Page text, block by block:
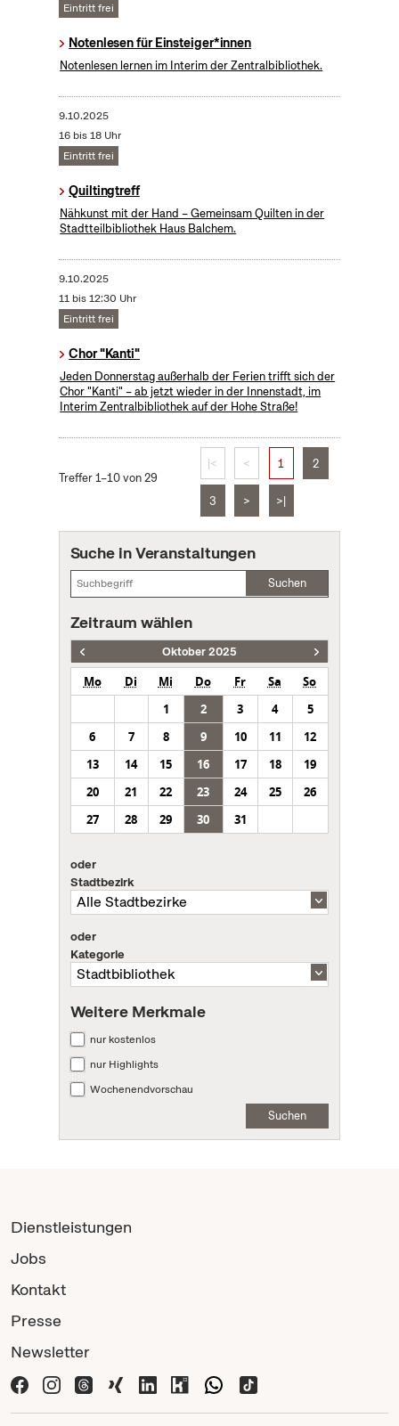
Eintritt frei
Notenlesen für Einsteiger*innen
Notenlesen lernen im Interim der Zentralbibliothek.
9.10.2025
16 bis 18 Uhr
Eintritt frei
Quiltingtreff
Nähkunst mit der Hand – Gemeinsam Quilten in der
Stadtteilbibliothek Haus Balchem.
9.10.2025
11 bis 12:30 Uhr
Eintritt frei
Chor "Kanti"
Jeden Donnerstag außerhalb der Ferien trifft sich der
Chor "Kanti" – ab jetzt wieder in der Innenstadt, im
Interim Zentralbibliothek auf der Hohe Straße!
Treffer 1–10 von 29
|< < 1 2
3 > >|
Suche in Veranstaltungen
Suchen
Zeitraum wählen
Oktober 2025
Mo Di Mi Do Fr Sa
So
1
2 3 4
5
6
7 8 9 10 11
12
13
14 15 16 17 18
19
20
21 22 23 24 25
26
27
28 29 30 31
oder
Stadtbezirk
oder
Kategorie
Weitere Merkmale
nur kostenlos
nur Highlights
Wochenendvorschau
Suchen
Dienstleistungen
Jobs
Kontakt
Presse
Newsletter